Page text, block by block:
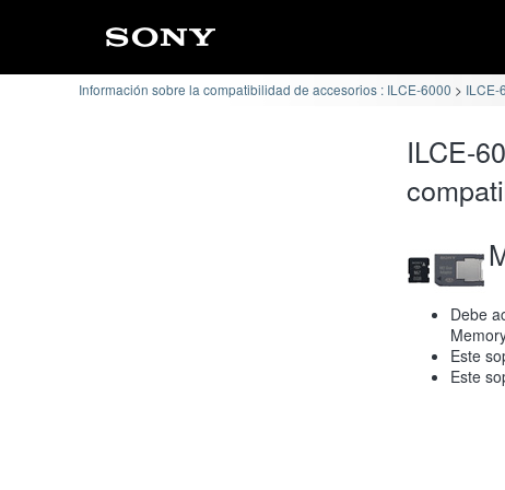
Información sobre la compatibilidad de accesorios : ILCE-6000 ILCE-
ILCE-
Debe
Este
Este